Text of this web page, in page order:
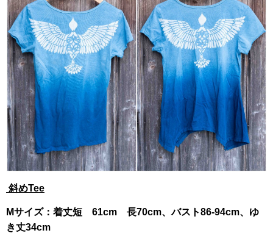
斜めTee
Mサイズ：着丈短 61cm 長70cm、バスト86-94cm、ゆ
き丈34cm